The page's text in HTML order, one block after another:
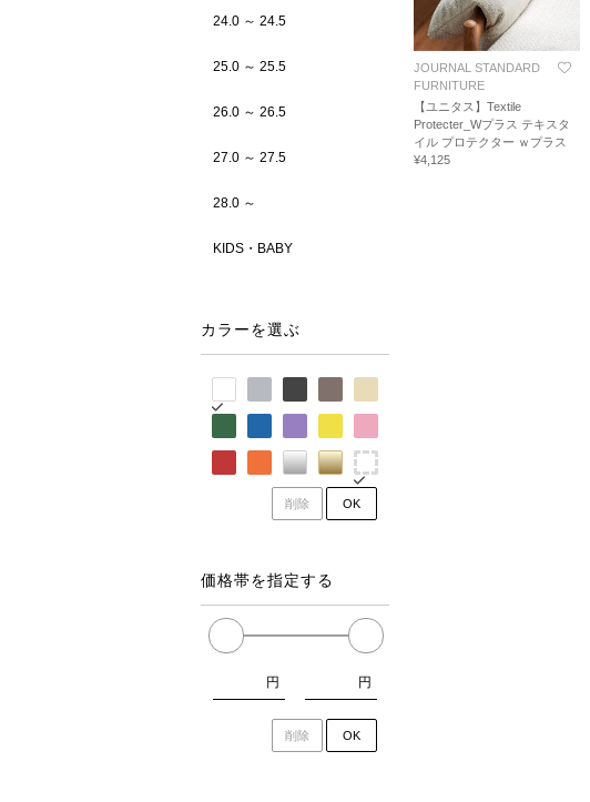
24.0 ～ 24.5
25.0 ～ 25.5
26.0 ～ 26.5
27.0 ～ 27.5
28.0 ～
KIDS・BABY
カラーを選ぶ
削除 OK
価格帯を指定する
円 円
削除 OK
JOURNAL STANDARD
FURNITURE
【ユニタス】Textile
Protecter_Wプラス テキスタ
イル プロテクター ｗプラス
¥4,125